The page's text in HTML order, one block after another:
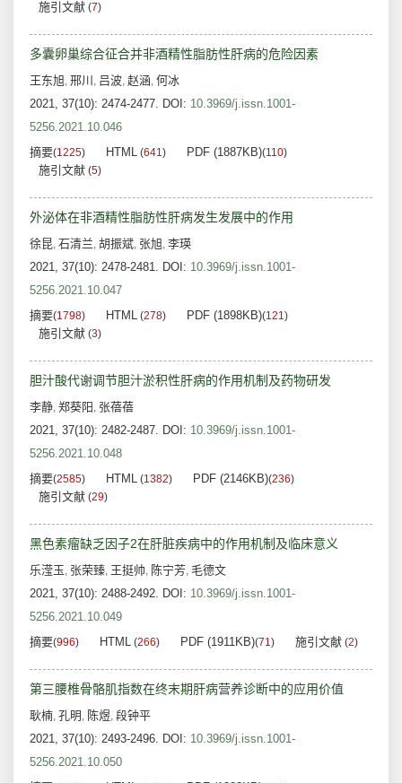
施引文献 (7)
多囊卵巢综合征合并非酒精性脂肪性肝病的危险因素
王东旭, 邢川 , 吕波, 赵涵, 何冰
2021, 37(10): 2474-2477. DOI: 10.3969/j.issn.1001-
5256.2021.10.046
摘要(1225) HTML (641) PDF (1887KB)(110)
施引文献 (5)
外泌体在非酒精性脂肪性肝病发生发展中的作用
徐昆, 石清兰, 胡振斌, 张旭, 李瑛
2021, 37(10): 2478-2481. DOI: 10.3969/j.issn.1001-
5256.2021.10.047
摘要(1798) HTML (278) PDF (1898KB)(121)
施引文献 (3)
胆汁酸代谢调节胆汁淤积性肝病的作用机制及药物研发
李静, 郑葵阳 , 张蓓蓓
2021, 37(10): 2482-2487. DOI: 10.3969/j.issn.1001-
5256.2021.10.048
摘要(2585) HTML (1382) PDF (2146KB)(236)
施引文献 (29)
黑色素瘤缺乏因子2在肝脏疾病中的作用机制及临床意义
乐滢玉, 张荣臻, 王挺帅, 陈宁芳, 毛德文
2021, 37(10): 2488-2492. DOI: 10.3969/j.issn.1001-
5256.2021.10.049
摘要(996) HTML (266) PDF (1911KB)(71) 施引文献 (2)
第三腰椎骨骼肌指数在终末期肝病营养诊断中的应用价值
耿楠, 孔明 , 陈煜, 段钟平
2021, 37(10): 2493-2496. DOI: 10.3969/j.issn.1001-
5256.2021.10.050